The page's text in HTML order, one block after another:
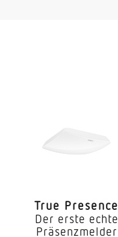
True Presence
Der erste echte
Präsenzmelder